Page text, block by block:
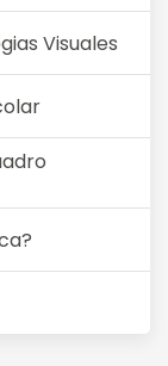
Visuales